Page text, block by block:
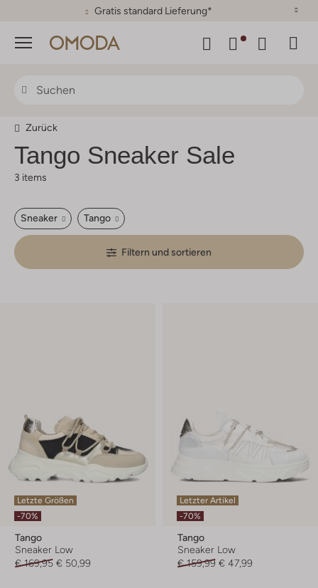
Gratis standard Lieferung*
Menü
Zurück
Tango Sneaker Sale
3 items
Sneaker Tango
Filtern und sortieren
Letzte Größen
-70%
Tango
Sneaker Low
€ 169,95 € 50,99
Letzter Artikel
-70%
Tango
Sneaker Low
€ 159,99 € 47,99